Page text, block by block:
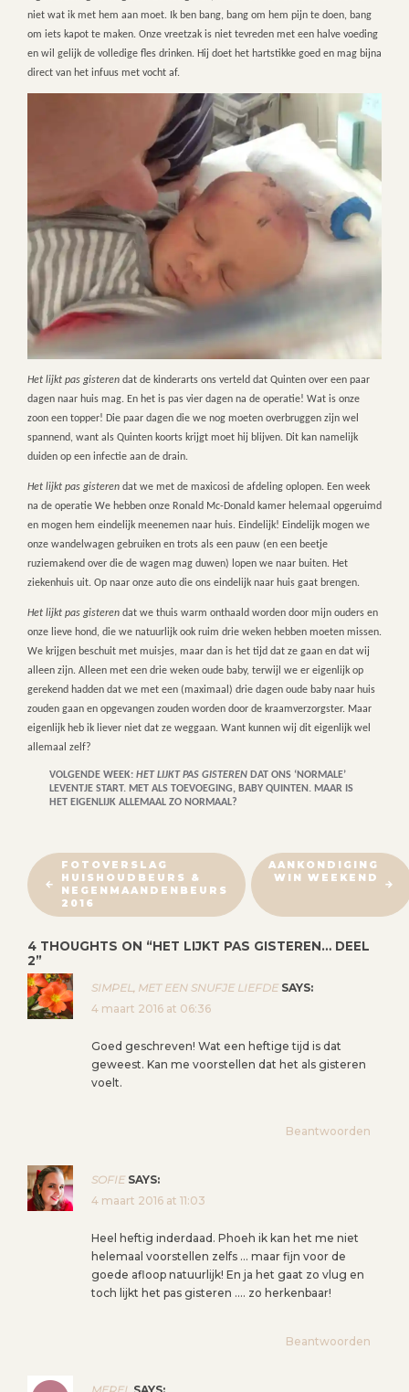
niet wat ik met hem aan moet. Ik ben bang, bang om hem pijn te doen, bang
om iets kapot te maken. Onze vreetzak is niet tevreden met een halve voeding
en wil gelijk de volledige fles drinken. Hij doet het hartstikke goed en mag bijna
direct van het infuus met vocht af.
Het lijkt pas gisteren dat de kinderarts ons verteld dat Quinten over een paar
dagen naar huis mag. En het is pas vier dagen na de operatie! Wat is onze
zoon een topper! Die paar dagen die we nog moeten overbruggen zijn wel
spannend, want als Quinten koorts krijgt moet hij blijven. Dit kan namelijk
duiden op een infectie aan de drain.
Het lijkt pas gisteren dat we met de maxicosi de afdeling oplopen. Een week
na de operatie We hebben onze Ronald Mc-Donald kamer helemaal opgeruimd
en mogen hem eindelijk meenemen naar huis. Eindelijk! Eindelijk mogen we
onze wandelwagen gebruiken en trots als een pauw (en een beetje
ruziemakend over die de wagen mag duwen) lopen we naar buiten. Het
ziekenhuis uit. Op naar onze auto die ons eindelijk naar huis gaat brengen.
Het lijkt pas gisteren dat we thuis warm onthaald worden door mijn ouders en
onze lieve hond, die we natuurlijk ook ruim drie weken hebben moeten missen.
We krijgen beschuit met muisjes, maar dan is het tijd dat ze gaan en dat wij
alleen zijn. Alleen met een drie weken oude baby, terwijl we er eigenlijk op
gerekend hadden dat we met een (maximaal) drie dagen oude baby naar huis
zouden gaan en opgevangen zouden worden door de kraamverzorgster. Maar
eigenlijk heb ik liever niet dat ze weggaan. Want kunnen wij dit eigenlijk wel
allemaal zelf?
VOLGENDE WEEK: HET LIJKT PAS GISTEREN DAT ONS ‘NORMALE’
LEVENTJE START. MET ALS TOEVOEGING, BABY QUINTEN. MAAR IS
HET EIGENLIJK ALLEMAAL ZO NORMAAL?
B
E
R
C
H
T
N
T
I
E
FOTOVERSLAG
HUISHOUDBEURS &
NEGENMAANDENBEURS
2016
AANKONDIGING
WIN WEEKEND
4 THOUGHTS ON “HET LIJKT PAS GISTEREN… DEEL
2”
SIMPEL, MET EEN SNUFJE LIEFDE SAYS:
4 maart 2016 at 06:36
Goed geschreven! Wat een heftige tijd is dat
geweest. Kan me voorstellen dat het als gisteren
voelt.
Beantwoorden
SOFIE SAYS:
4 maart 2016 at 11:03
Heel heftig inderdaad. Phoeh ik kan het me niet
helemaal voorstellen zelfs … maar fijn voor de
goede afloop natuurlijk! En ja het gaat zo vlug en
toch lijkt het pas gisteren …. zo herkenbaar!
Beantwoorden